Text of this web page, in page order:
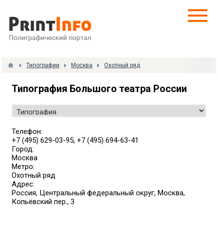
Типографии Москва Охотный ряд
Типография Большого театра России
Телефон:
+7 (495) 629-03-95, +7 (495) 694-63-41
Город:
Москва
Метро:
Охотный ряд
Адрес:
Россия, Центральный федеральный округ, Москва,
Копьёвский пер., 3